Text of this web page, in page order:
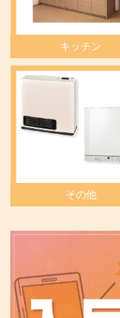
キッチン
その他